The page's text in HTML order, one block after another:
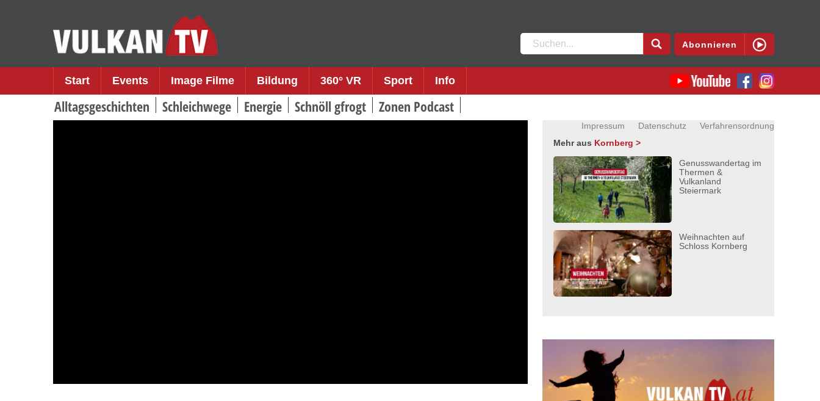
Suchen
nach:
Abonnieren
Start Events Image Filme Bildung 360° VR Sport Info
Alltagsgeschichten Schleichwege Energie Schnöll gfrogt Zonen Podcast
Impressum Datenschutz
Verfahrensordnung
Mehr aus Kornberg >
Genusswandertag im
Thermen &
Vulkanland
Steiermark
Weihnachten auf
Schloss Kornberg